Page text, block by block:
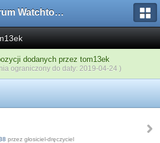
Forum Watchtower
dodanych przez tom13ek
ograniczony do daty: 2019-04-24 )
przez głosiciel-dręczyciel